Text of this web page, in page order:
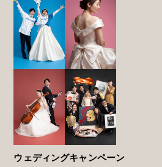
ウェディングキャンペーン